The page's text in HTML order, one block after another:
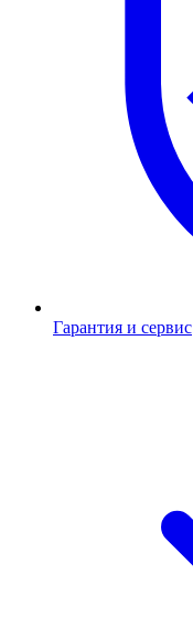
Гарантия и сервис